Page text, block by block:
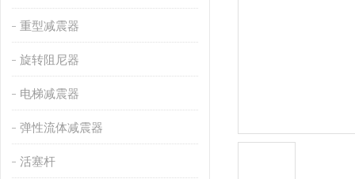
重型减震器
旋转阻尼器
电梯减震器
弹性流体减震器
活塞杆